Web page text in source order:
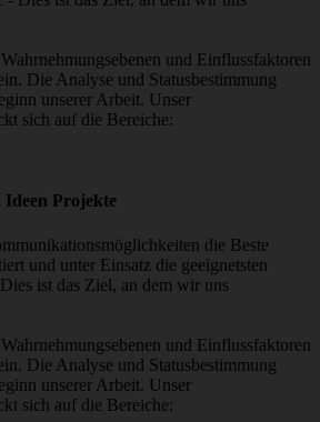
und Einflussfaktoren
Die Analyse und Statusbestimmung
unserer Arbeit. Unser
sich auf die Bereiche:
Ideen Projekte
die Beste
und unter Einsatz die geeignetsten
ist das Ziel, an dem wir uns
und Einflussfaktoren
Die Analyse und Statusbestimmung
unserer Arbeit. Unser
sich auf die Bereiche: